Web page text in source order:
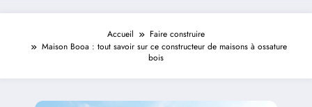
Accueil
Faire construire
Maison Booa : tout savoir sur ce constructeur de maisons à ossature
bois